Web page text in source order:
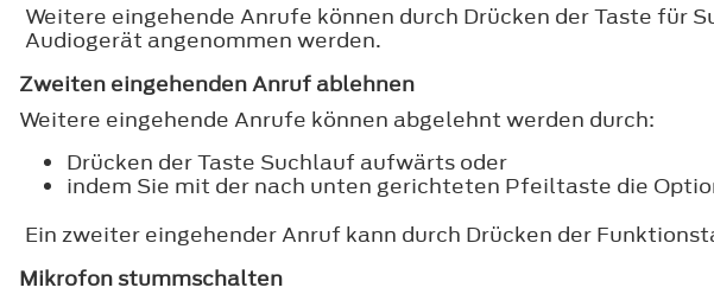
Weitere eingehende Anrufe können durch Drücken der Taste für
Audiogerät angenommen werden.
Zweiten eingehenden Anruf ablehnen
Weitere eingehende Anrufe können abgelehnt werden durch:
Drücken der Taste Suchlauf aufwärts oder
indem Sie mit der nach unten gerichteten Pfeiltaste die
Ein zweiter eingehender Anruf kann durch Drücken der
Mikrofon stummschalten